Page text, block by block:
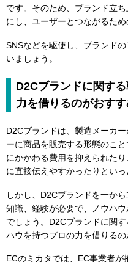
です。そのため、ブランド立
にし、ユーザーとつながるた
SNSなどを駆使し、ブランド
いましょう。
D2Cブランドに関す
力を借りるのがおす
D2Cブランドは、製造メーカ
ーに商品を販売する形態のこ
にかかわる費用を抑えられた
に直接伝えやすかったりといっ
しかし、D2Cブランドを一か
知識、経験が必要で、ノウハ
でしょう。D2Cブランドに関
ハウを持つプロの力を借りるの
ECのミカタでは、EC事業者